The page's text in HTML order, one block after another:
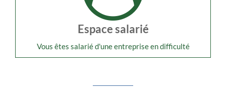
Espace salarié
Vous êtes salarié d'une entreprise en difficulté